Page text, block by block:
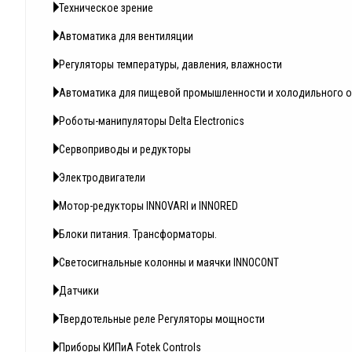
Техническое зрение
Автоматика для вентиляции
Регуляторы температуры, давления, влажности
Автоматика для пищевой промышленности и холодильного
Роботы-манипуляторы Delta Electronics
Сервоприводы и редукторы
Электродвигатели
Мотор-редукторы INNOVARI и INNORED
Блоки питания. Трансформаторы.
Светосигнальные колонны и маячки INNOCONT
Датчики
Твердотельные реле Регуляторы мощности
Приборы КИПиА Fotek Controls